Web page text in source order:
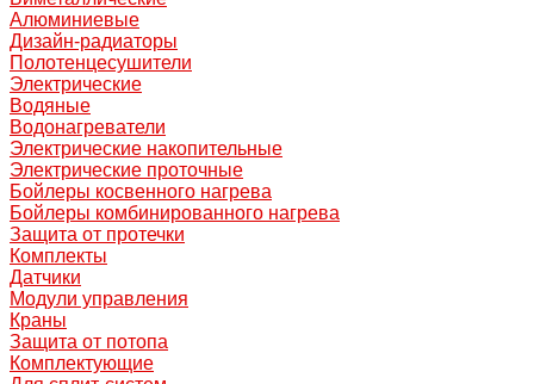
Алюминиевые
Дизайн-радиаторы
Полотенцесушители
Электрические
Водяные
Водонагреватели
Электрические накопительные
Электрические проточные
Бойлеры косвенного нагрева
Бойлеры комбинированного нагрева
Защита от протечки
Комплекты
Датчики
Модули управления
Краны
Защита от потопа
Комплектующие